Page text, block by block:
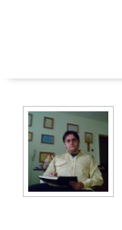
Calarasi
Caras-Severin
Cluj
Constanta